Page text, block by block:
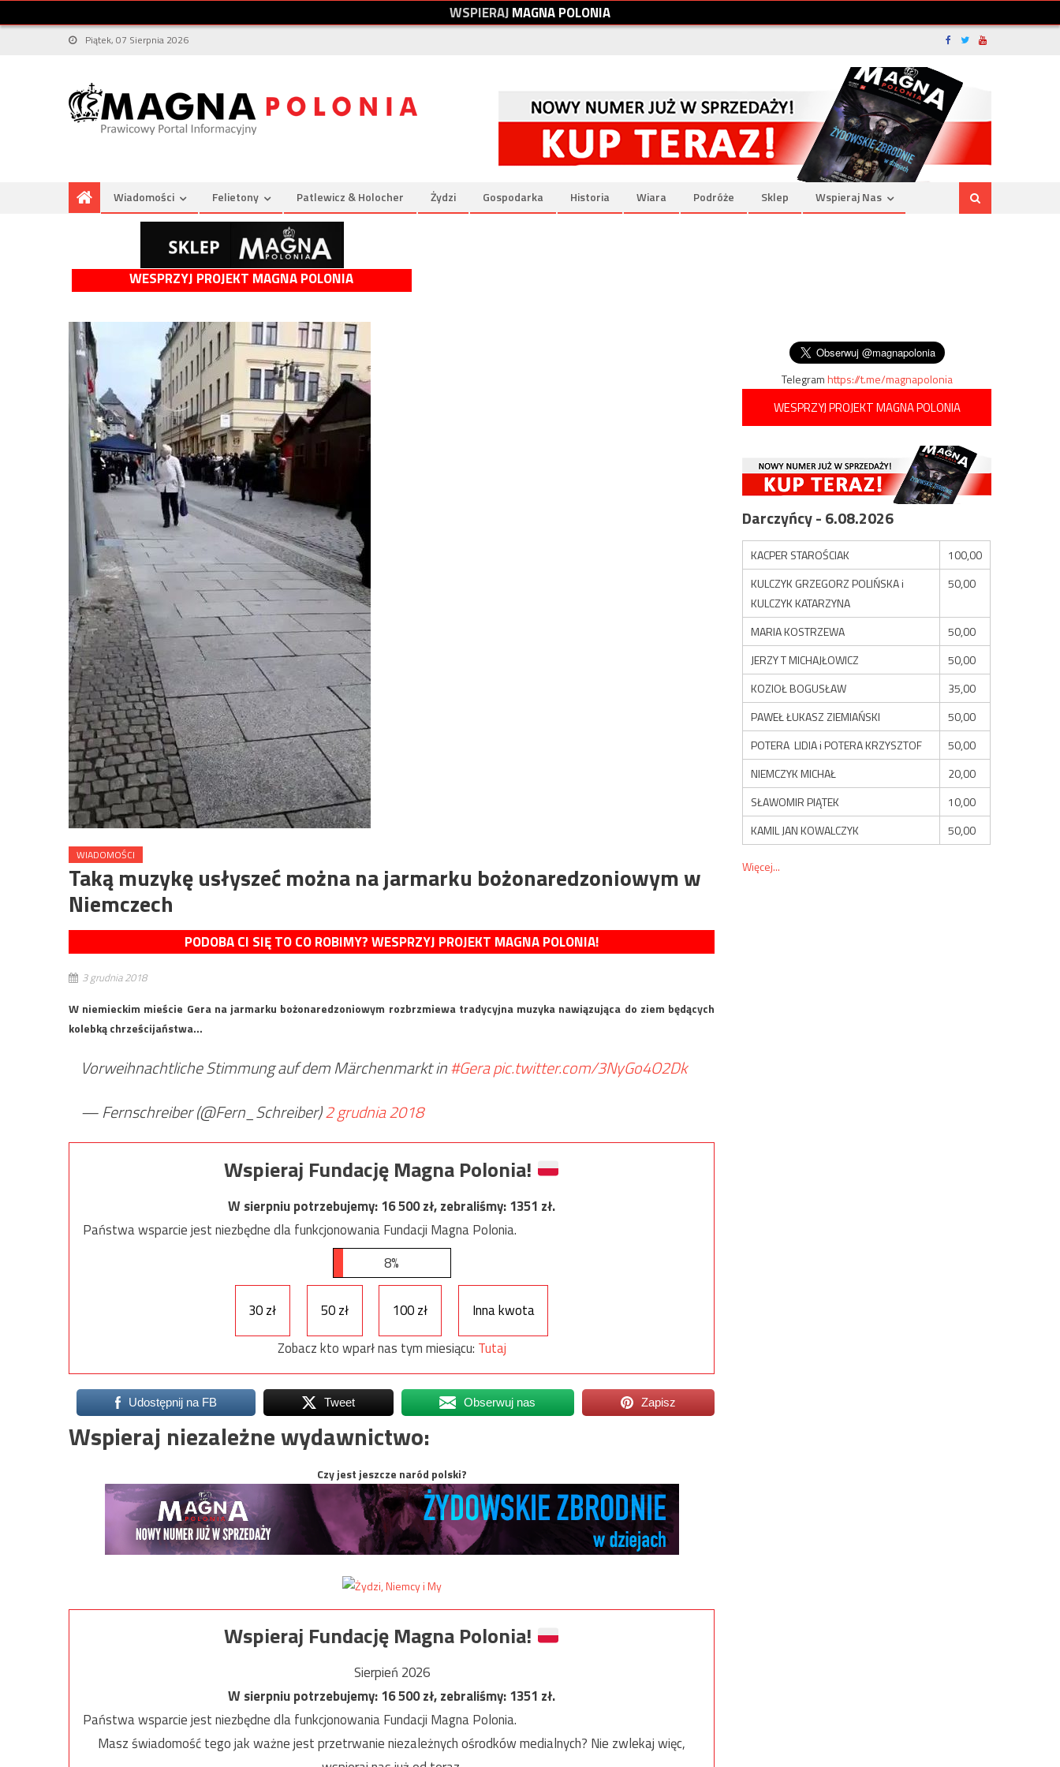
WSPIERAJMAGNAPOLONIA
Piątek, 07 Sierpnia 2026
Wiadomości Felietony Patlewicz & Holocher Żydzi Gospodarka Historia Wiara Podróże Sklep Wspieraj Nas
WESPRZYJ PROJEKT MAGNA POLONIA
WIADOMOŚCI
Taką muzykę usłyszeć można na jarmarku bożonaredzoniowym w
Niemczech
PODOBA CI SIĘ TO CO ROBIMY? WESPRZYJ PROJEKT MAGNA POLONIA!
3 grudnia 2018
W niemieckim mieście Gera na jarmarku bożonaredzoniowym rozbrzmiewa tradycyjna muzyka nawiązująca do ziem będących
kolebką chrześcijaństwa…
Vorweihnachtliche Stimmung auf dem Märchenmarkt in#Gerapic.twitter.com/3NyGo4O2Dk
— Fernschreiber (@Fern_Schreiber)2 grudnia 2018
Wspieraj Fundację Magna Polonia!
W sierpniu potrzebujemy:16 500zł, zebraliśmy:1351 zł.
Państwa wsparcie jest niezbędne dla funkcjonowania Fundacji Magna Polonia.
8%
30 zł 50 zł 100 zł
Inna kwota
Zobacz kto wparł nas tym miesiącu: Tutaj
Udostępnij na FB Tweet Obserwuj nas Zapisz
Wspieraj niezależne wydawnictwo:
Czy jest jeszcze naród polski?
Wspieraj Fundację Magna Polonia!
Sierpień 2026
W sierpniu potrzebujemy:16 500zł, zebraliśmy:1351 zł.
Państwa wsparcie jest niezbędne dla funkcjonowania Fundacji Magna Polonia.
Masz świadomość tego jak ważne jest przetrwanie niezależnych ośrodków medialnych? Nie zwlekaj więc,
Telegramhttps://t.me/magnapolonia
WESPRZYJ PROJEKT MAGNA POLONIA
Darczyńcy - 6.08.2026
KACPER STAROŚCIAK
100,00
KULCZYK GRZEGORZ POLIŃSKA i
KULCZYK KATARZYNA
50,00
MARIA KOSTRZEWA
50,00
JERZY T MICHAJŁOWICZ
50,00
KOZIOŁ BOGUSŁAW
35,00
PAWEŁ ŁUKASZ ZIEMIAŃSKI
50,00
POTERA LIDIA i POTERA KRZYSZTOF
50,00
NIEMCZYK MICHAŁ
20,00
SŁAWOMIR PIĄTEK
10,00
KAMIL JAN KOWALCZYK
50,00
Więcej...